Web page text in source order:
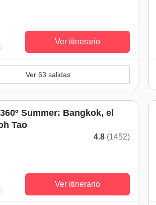
Ver itinerario
Ver 63 salidas
Summer: Bangkok, el
Tao
4.8 (1452)
Ver itinerario